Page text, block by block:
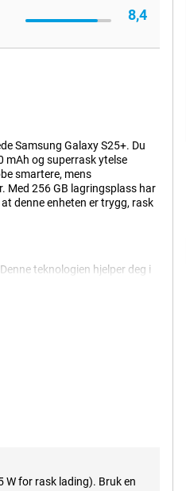
8,4
Samsung Galaxy S25+. Du
mAh og superrask ytelse
smartere, mens
Med 256 GB lagringsplass har
denne enheten er trygg, rask
teknologien hjelper deg i
vil telefonen din foreslå
kombinasjonen gir et friskt og
uønskede anrop. Bilder og
og takket være Ambient One
med knivskarp klarhet.
W for rask lading). Bruk en